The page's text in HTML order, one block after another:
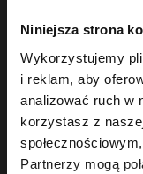
Niniejsza strona
Wykorzystujemy
i reklam, aby
analizować ruch w
korzystasz z
Partnerzy mogą
Stylizator
kręconych 200ml
7,29 zł
Najniższa cena z 30 dni przed
24,49 zł